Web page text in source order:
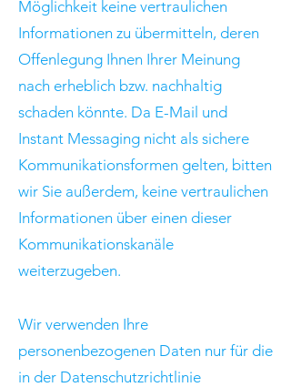
Möglichkeit keine vertraulichen
Informationen zu übermitteln, deren
Offenlegung Ihnen Ihrer Meinung
nach erheblich bzw. nachhaltig
schaden könnte. Da E-Mail und
Instant Messaging nicht als sichere
Kommunikationsformen gelten, bitten
wir Sie außerdem, keine vertraulichen
Informationen über einen dieser
Kommunikationskanäle
weiterzugeben.
Wir verwenden Ihre
personenbezogenen Daten nur für die
in der Datenschutzrichtlinie